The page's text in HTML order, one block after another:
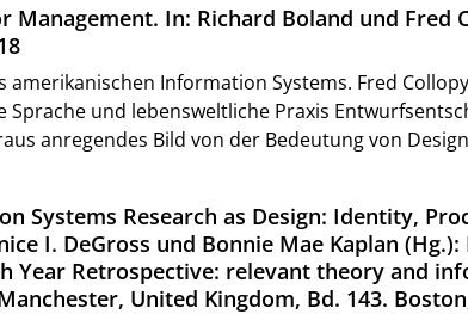
In: Richard Boland und Fred
Information Systems. Fred
und lebensweltliche Praxis
anregendes Bild von der Bedeutung von
Systems Research as Design: Identity,
I. DeGross und Bonnie Mae Kaplan
Year Retrospective: relevant theory and
United Kingdom, Bd. 143.